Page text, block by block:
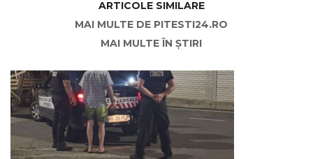
ARTICOLE SIMILARE
MAI MULTE DE PITESTI24.RO
MAI MULTE ÎN ȘTIRI